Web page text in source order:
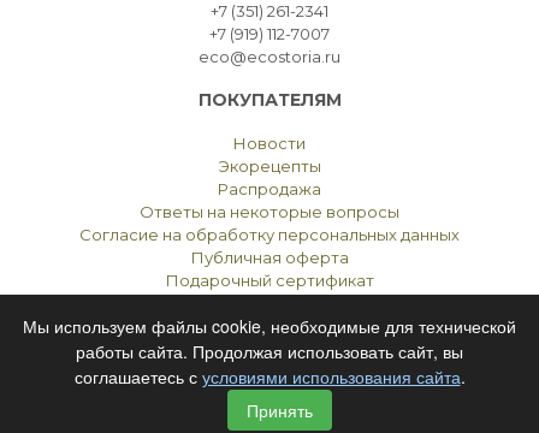
+7 (351) 261-2341
+7 (919) 112-7007
eco@ecostoria.ru
ПОКУПАТЕЛЯМ
Новости
Экорецепты
Распродажа
Ответы на некоторые вопросы
Согласие на обработку персональных данных
Публичная оферта
Подарочный сертификат
ЭКОСТОРИЯЧЕЛЯБИНСК © 2021
Мы используем файлы cookie, необходимые для технической
работы сайта. Продолжая использовать сайт, вы
соглашаетесь с условиями использования сайта.
Принять